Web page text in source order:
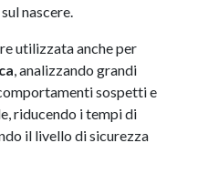
nascere.
utilizzata anche per
, analizzando grandi
sospetti e
riducendo i tempi di
il livello di sicurezza